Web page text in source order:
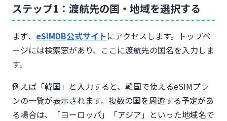
ステップ1：渡航先の国・地域を選択する
まず、 eSIMDB公式サイトにアクセスします。トップペ
ージには検索窓があり、ここに渡航先の国名を入力しま
す。
例えば「韓国」と入力すると、韓国で使えるeSIMプラ
ンの一覧が表示されます。複数の国を周遊する予定があ
る場合は、「ヨーロッパ」「アジア」といった地域名で